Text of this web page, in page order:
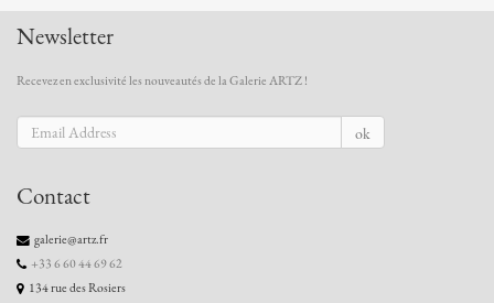
Newsletter
Recevez en exclusivité les nouveautés de la Galerie ARTZ !
ok
Contact
galerie@artz.fr
+33 6 60 44 69 62
134 rue des Rosiers